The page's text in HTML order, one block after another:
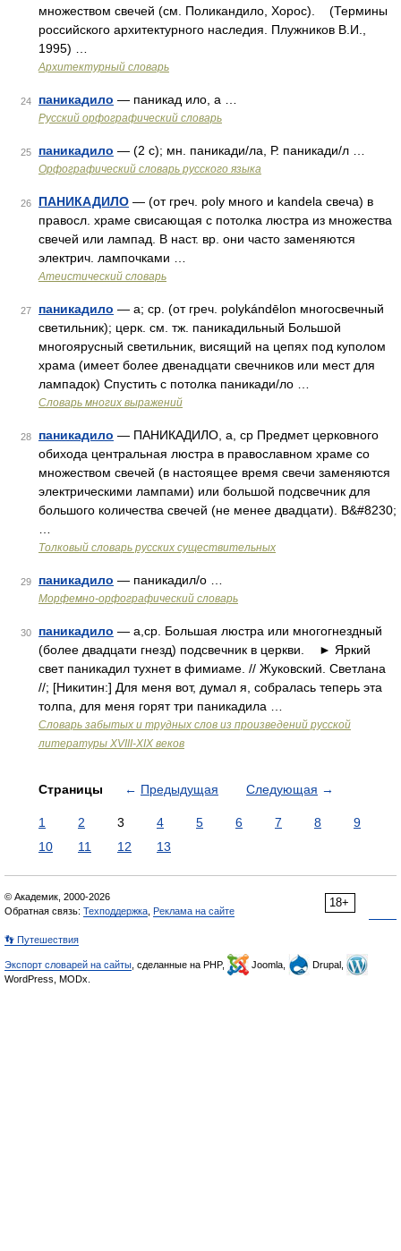
множеством свечей (см. Поликандило, Хорос). (Термины
российского архитектурного наследия. Плужников В.И.,
1995) …
Архитектурный словарь
24 паникадило — паникад ило, а …
Русский орфографический словарь
25 паникадило — (2 с); мн. паникади/ла, Р. паникади/л …
Орфографический словарь русского языка
26 ПАНИКАДИЛО — (от греч. poly много и kandela свеча) в
правосл. храме свисающая с потолка люстра из множества
свечей или лампад. В наст. вр. они часто заменяются
электрич. лампочками …
Атеистический словарь
27 паникадило — а; ср. (от греч. polykándēlon многосвечный
светильник); церк. см. тж. паникадильный Большой
многоярусный светильник, висящий на цепях под куполом
храма (имеет более двенадцати свечников или мест для
лампадок) Спустить с потолка паникади/ло …
Словарь многих выражений
28 паникадило — ПАНИКАДИЛО, а, ср Предмет церковного
обихода центральная люстра в православном храме со
множеством свечей (в настоящее время свечи заменяются
электрическими лампами) или большой подсвечник для
большого количества свечей (не менее двадцати). В&#8230;
Толковый словарь русских существительных
29 паникадило — паникадил/о …
Морфемно-орфографический словарь
30 паникадило — а,ср. Большая люстра или многогнездный
(более двадцати гнезд) подсвечник в церкви. ► Яркий
свет паникадил тухнет в фимиаме. // Жуковский. Светлана
//; [Никитин:] Для меня вот, думал я, собралась теперь эта
толпа, для меня горят три паникадила …
Словарь забытых и трудных слов из произведений русской
литературы ХVIII-ХIХ веков
Страницы ← Предыдущая Следующая →
1 2 3 4 5 6 7 8
9
10
11 12 13
18+
© Академик, 2000-2026
Обратная связь: Техподдержка Реклама на сайте
👣 Путешествия
Экспорт словарей на сайты , сделанные на PHP, Joomla,
Drupal,
WordPress, MODx.